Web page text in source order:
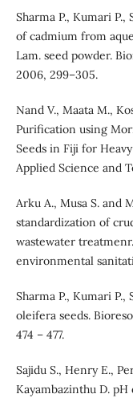
Sharma P., Kumari P.,
of cadmium from
Lam. seed powder.
2006, 299–305.
Nand V., Maata M.,
Purification using
Seeds in Fiji for
Applied Science and
Arku A., Musa S. and
standardization of
wastewater
environmental
Sharma P., Kumari P.,
oleifera seeds.
474 – 477.
Sajidu S., Henry E.,
Kayambazinthu D.